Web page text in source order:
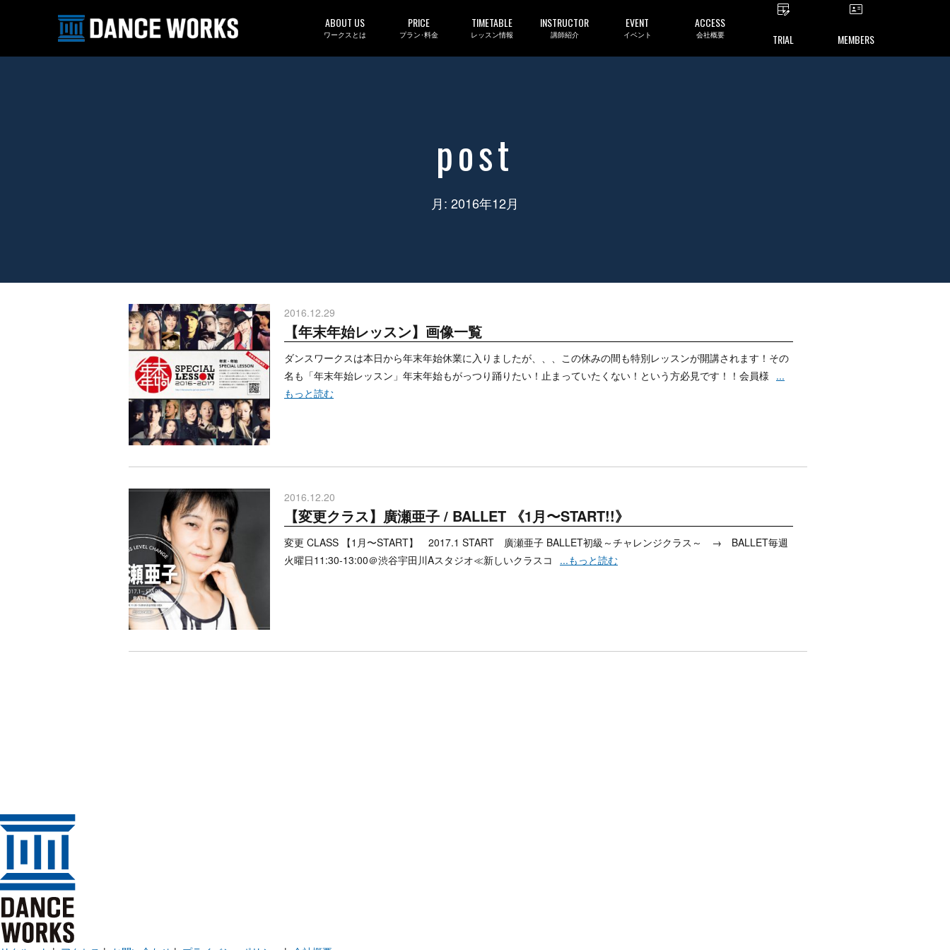
ABOUT US
ワークスとは
PRICE
プラン･料金
TIMETABLE
レッスン情報
INSTRUCTOR
講師紹介
EVENT
イベント
ACCESS
会社概要 TRIAL MEMBERS
post
月: 2016年12月
2016.12.29
【年末年始レッスン】画像一覧
ダンスワークスは本日から年末年始休業に入りましたが、、、この休みの間も特別レッスンが開講されます！その
名も「年末年始レッスン」年末年始もがっつり踊りたい！止まっていたくない！という方必見です！！会員様 ...
もっと読む
2016.12.20
【変更クラス】廣瀬亜子 / BALLET 《1月〜START!!》
変更 CLASS 【1月〜START】 2017.1 START 廣瀬亜子 BALLET初級～チャレンジクラス～ → BALLET毎週
火曜日11:30-13:00＠渋谷宇田川Aスタジオ≪新しいクラスコ
...もっと読む